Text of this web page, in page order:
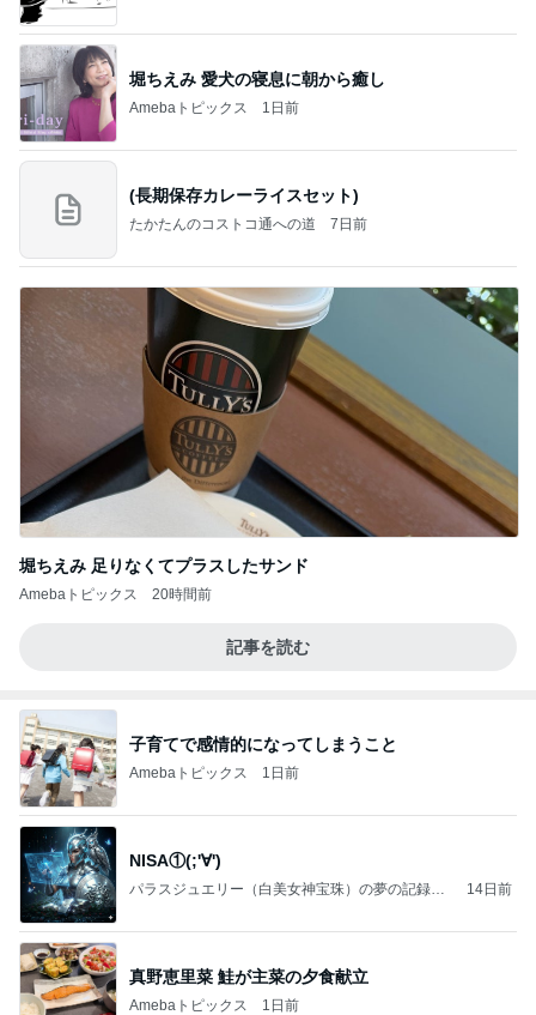
堀ちえみ 愛犬の寝息に朝から癒し
Amebaトピックス 1日前
(長期保存カレーライスセット)
たかたんのコストコ通への道 7日前
堀ちえみ 足りなくてプラスしたサンド
Amebaトピックス 20時間前
記事を読む
子育てで感情的になってしまうこと
Amebaトピックス 1日前
NISA①(;'∀')
パラスジュエリー（白美女神宝珠）の夢の記録
14日前
真野恵里菜 鮭が主菜の夕食献立
Amebaトピックス 1日前